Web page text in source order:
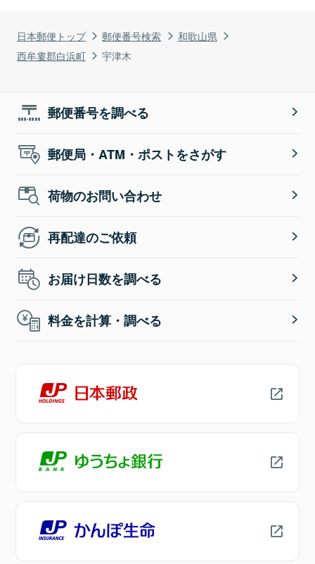
日本郵便トップ 郵便番号検索
和歌山県
西牟婁郡白浜町
宇津木
郵便番号を調べる
郵便局・ATM・ポストをさがす
荷物のお問い合わせ
再配達のご依頼
お届け日数を調べる
料金を計算・調べる